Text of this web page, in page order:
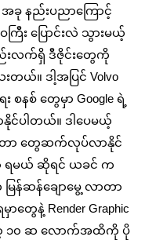
နည်းပညာကြောင့်
ကြီး ပြောင်းလဲ သွားမယ့်
လက်ရှိ ဒီဇိုင်းတွေကို
တယ်။ ဒါ့အပြင် Volvo
စနစ် တွေမှာ Google ရဲ့
နိုင်ပါတယ်။ ဒါပေမယ့်
င်တာ တွေဆက်လုပ်လာနိုင်
ရမယ် ဆိုရင် ယခင် က
န်ဆန်ချောမွေ့ လာတာ
တွေနဲ့ Render Graphic
၁၀ ဆ လောက်အထိကို ပို